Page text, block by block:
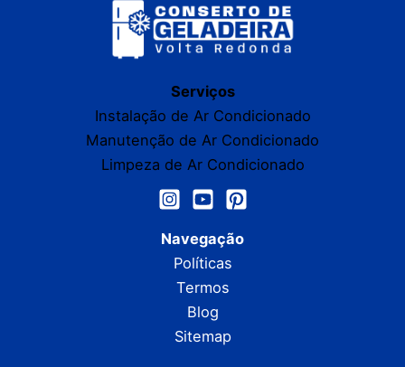
Serviços
Instalação de Ar Condicionado
Manutenção de Ar Condicionado
Limpeza de Ar Condicionado
Navegação
Políticas
Termos
Blog
Sitemap